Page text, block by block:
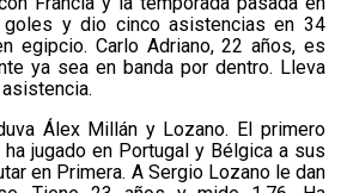
goles y dio cinco asistencias en 34
egipcio. Carlo Adriano, 22 años, es
ya sea en banda por dentro. Lleva
Álex Millán y Lozano. El primero
jugado en Portugal y Bélgica a sus
en Primera. A Sergio Lozano le dan